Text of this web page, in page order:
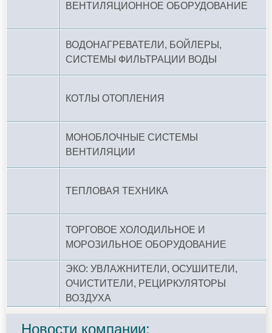
ВЕНТИЛЯЦИОННОЕ ОБОРУДОВАНИЕ
ВОДОНАГРЕВАТЕЛИ, БОЙЛЕРЫ,
СИСТЕМЫ ФИЛЬТРАЦИИ ВОДЫ
КОТЛЫ ОТОПЛЕНИЯ
МОНОБЛОЧНЫЕ СИСТЕМЫ
ВЕНТИЛЯЦИИ
ТЕПЛОВАЯ ТЕХНИКА
ТОРГОВОЕ ХОЛОДИЛЬНОЕ И
МОРОЗИЛЬНОЕ ОБОРУДОВАНИЕ
ЭКО: УВЛАЖНИТЕЛИ, ОСУШИТЕЛИ,
ОЧИСТИТЕЛИ, РЕЦИРКУЛЯТОРЫ
ВОЗДУХА
Новости компании: